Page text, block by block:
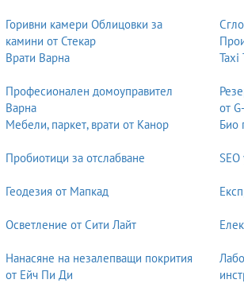
цветови профили
подготовка за флексо или офсетов печат
векторизация на графики
Етикетите изискват висока резолюция,
Векторизация и ретуш
Векторизацията е процесът на
Ретушът включва обработка на снимки,
изображенията. Това е ключов етап за
Цветовете са критичен елемент в печата.
Горивни камери Облицовки за
камини от Стекар
Врати Варна
Taxi
Професионален домоуправител
Варна
от
Мебели, паркет, врати от Канор
Био
Пробиотици за отслабване
Геодезия от Мапкад
Осветление от Сити Лайт
Нанасяне на незалепващи покрития
от Ейч Пи Ди